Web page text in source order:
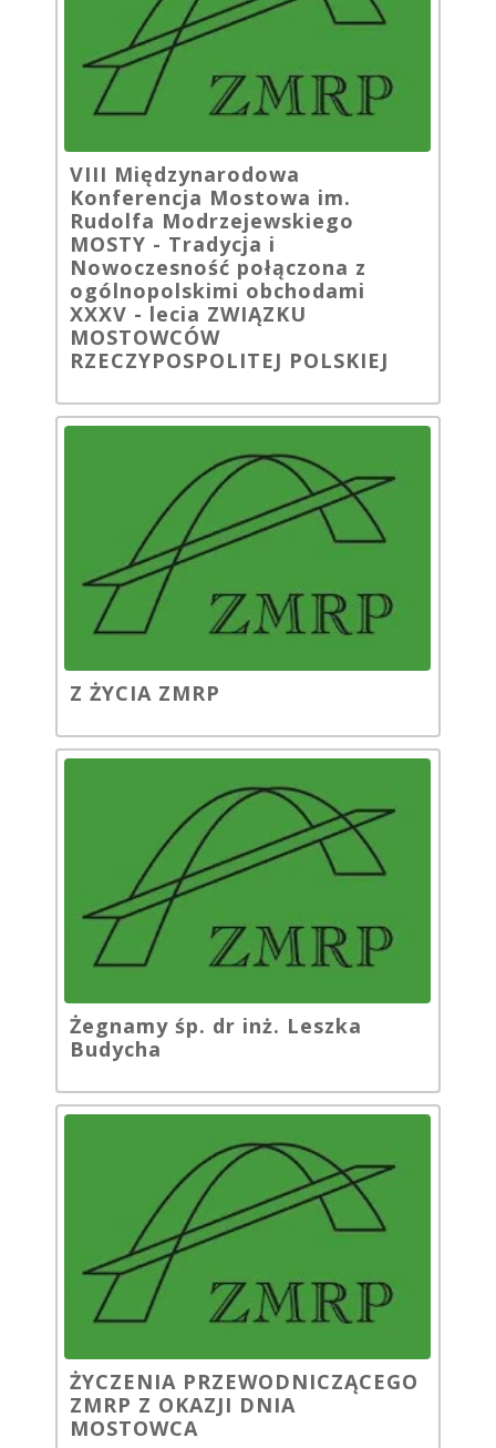
VIII Międzynarodowa
Konferencja Mostowa im.
Rudolfa Modrzejewskiego
MOSTY - Tradycja i
Nowoczesność połączona z
ogólnopolskimi obchodami
XXXV - lecia ZWIĄZKU
MOSTOWCÓW
RZECZYPOSPOLITEJ POLSKIEJ
Z ŻYCIA ZMRP
Żegnamy śp. dr inż. Leszka
Budycha
ŻYCZENIA PRZEWODNICZĄCEGO
ZMRP Z OKAZJI DNIA
MOSTOWCA